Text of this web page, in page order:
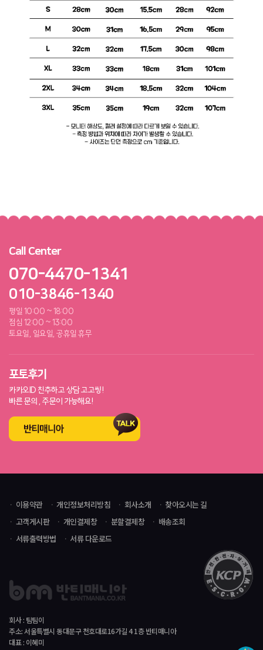
Call Center
070-4470-1341
010-3846-1340
평일 10:00 ~ 18:00
점심 12:00 ~ 13:00
토요일, 일요일, 공휴일 휴무
포토후기
카카오ID 친추하고 상담 고고씽!
빠른 문의 , 주문이 가능해요!
회사 : 팀팀이
주소: 서울특별시 동대문구 천호대로16가길 4 1층 반티매니아
대표 : 이혜미
이용약관 개인정보처리방침 회사소개
찾아오시는 길
고객게시판
개인결제창 분할결제창
배송조회
서류출력방법
서류 다운로드